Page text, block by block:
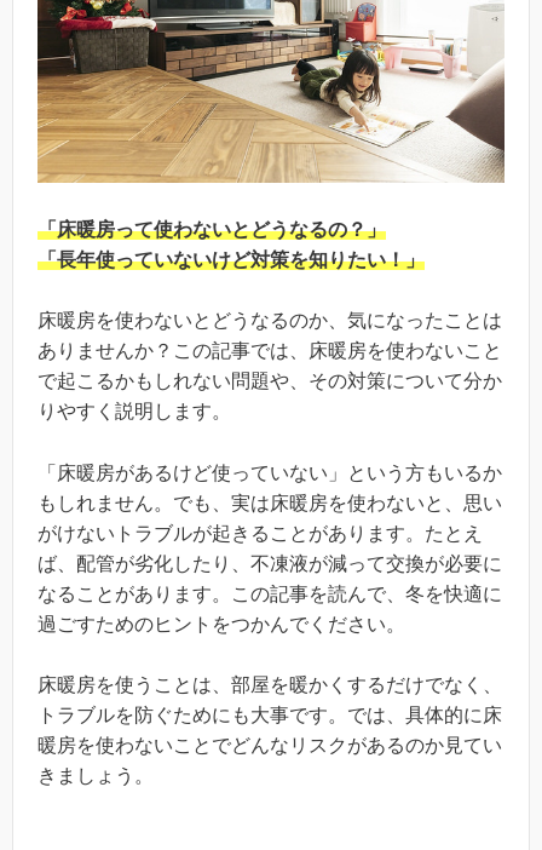
「床暖房って使わないとどうなるの？」
「長年使っていないけど対策を知りたい！」
床暖房を使わないとどうなるのか、気になったことは
ありませんか？この記事では、床暖房を使わないこと
で起こるかもしれない問題や、その対策について分か
りやすく説明します。
「床暖房があるけど使っていない」という方もいるか
もしれません。でも、実は床暖房を使わないと、思い
がけないトラブルが起きることがあります。たとえ
ば、配管が劣化したり、不凍液が減って交換が必要に
なることがあります。この記事を読んで、冬を快適に
過ごすためのヒントをつかんでください。
床暖房を使うことは、部屋を暖かくするだけでなく、
トラブルを防ぐためにも大事です。では、具体的に床
暖房を使わないことでどんなリスクがあるのか見てい
きましょう。